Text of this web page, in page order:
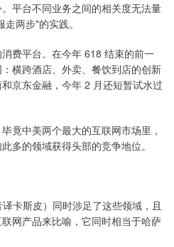
平台不同业务之间的相关度无法量
两步"的实践。
费平台。在今年 618 结束的前一
横跨酒店、外卖、餐饮到店的创新
京东金融，今年 2 月还短暂试水过
竟中美两个最大的互联网市场里，
多的领域获得头部的竞争地位。
卡斯皮）同时涉足了这些领域，且
网产品来比喻，它同时相当于哈萨